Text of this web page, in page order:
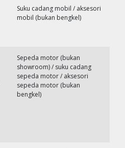
Suku cadang mobil / aksesori
mobil (bukan bengkel)
Sepeda motor (bukan
showroom) / suku cadang
sepeda motor / aksesori
sepeda motor (bukan
bengkel)